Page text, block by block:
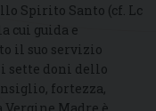
Spirito Santo (cf. Lc
cui guida e
il suo servizio
sette doni dello
fortezza,
Madre è